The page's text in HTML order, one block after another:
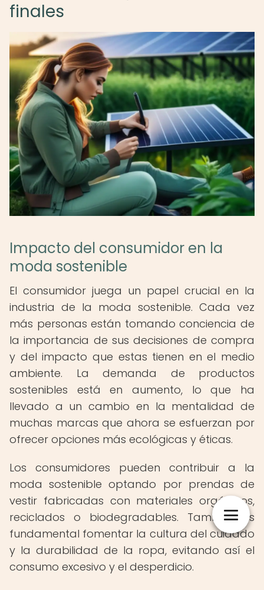
finales
Impacto del consumidor en la
moda sostenible
El consumidor juega un papel crucial en la
industria de la moda sostenible. Cada vez
más personas están tomando conciencia de
la importancia de sus decisiones de compra
y del impacto que estas tienen en el medio
ambiente. La demanda de productos
sostenibles está en aumento, lo que ha
llevado a un cambio en la mentalidad de
muchas marcas que ahora se esfuerzan por
ofrecer opciones más ecológicas y éticas.
Los consumidores pueden contribuir a la
moda sostenible optando por prendas de
vestir fabricadas con materiales orgánicos,
reciclados o biodegradables. También es
fundamental fomentar la cultura del cuidado
y la durabilidad de la ropa, evitando así el
consumo excesivo y el desperdicio.